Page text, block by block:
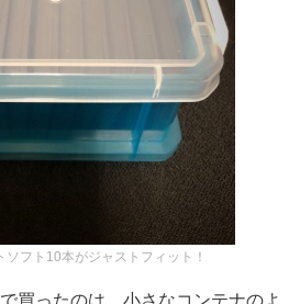
ソフト10本がジャストフィット！
買ったのは、小さなコンテナのよ